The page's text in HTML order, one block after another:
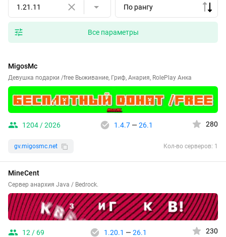
1.21.11 По рангу
Все параметры
MigosMc
Девушка подарки /free Выживание, Гриф, Анария, RolePlay Анка
1204 / 2026 1.4.7— 26.1 280
gv.migosmc.net Кол-во серверов: 1
MineCent
Сервер анархия Java / Bedrock.
12 / 69 1.20.1 — 26.1 230